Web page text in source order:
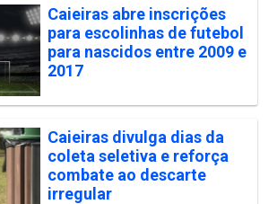
Caieiras abre inscrições
para escolinhas de futebol
para nascidos entre 2009 e
2017
Caieiras divulga dias da
coleta seletiva e reforça
combate ao descarte
irregular